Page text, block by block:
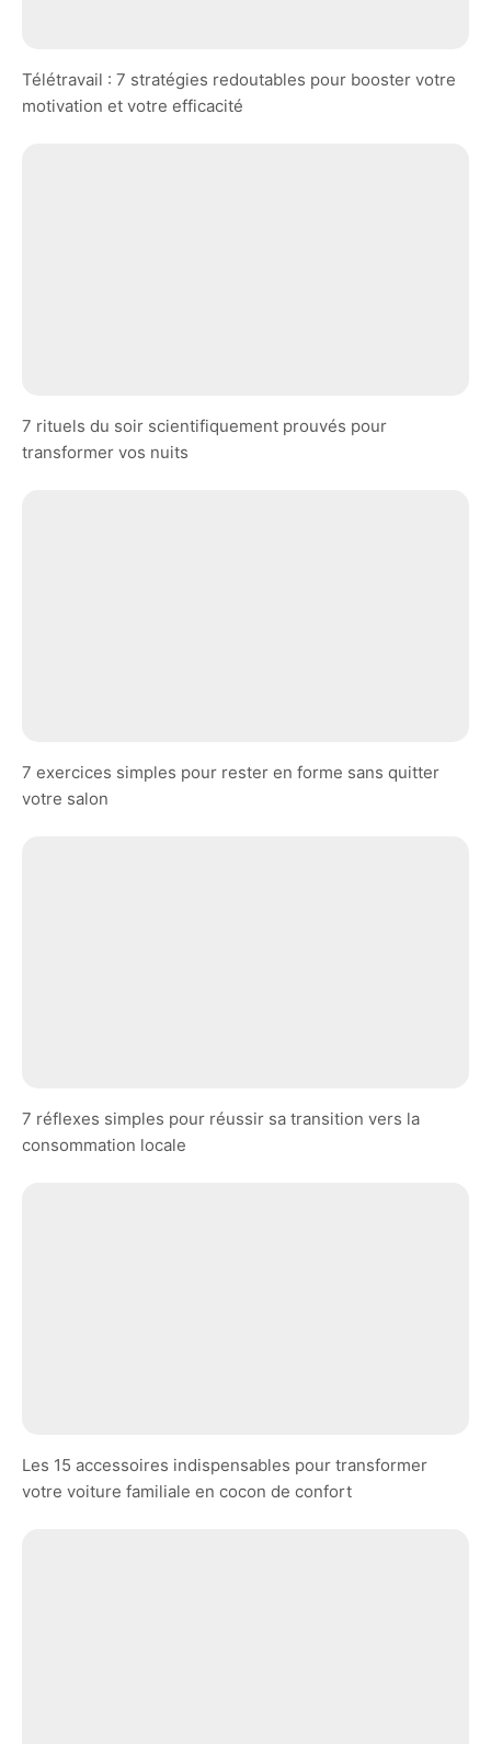
Télétravail : 7 stratégies redoutables pour booster votre
motivation et votre efficacité
7 rituels du soir scientifiquement prouvés pour
transformer vos nuits
7 exercices simples pour rester en forme sans quitter
votre salon
7 réflexes simples pour réussir sa transition vers la
consommation locale
Les 15 accessoires indispensables pour transformer
votre voiture familiale en cocon de confort